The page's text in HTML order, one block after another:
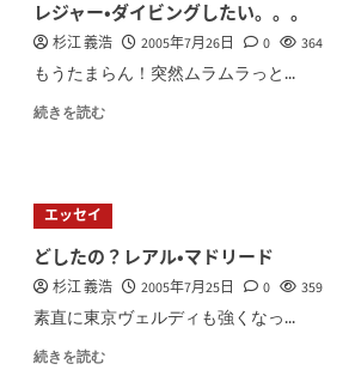
レジャー・ダイビングしたい。。。
杉江 義浩 2005年7月26日 0 364
もうたまらん！突然ムラムラっと...
続きを読む
エッセイ
どしたの？レアル・マドリード
杉江 義浩 2005年7月25日 0 359
素直に東京ヴェルディも強くなっ...
続きを読む